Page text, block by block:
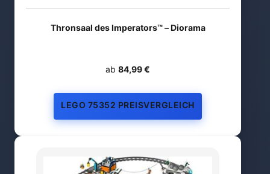
Thronsaal des Imperators™ – Diorama
ab 84,99 €
LEGO 75352 PREISVERGLEICH